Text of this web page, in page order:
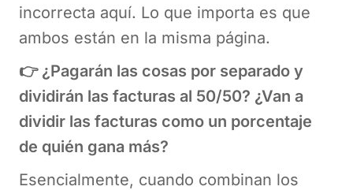
incorrecta aquí. Lo que importa es que
ambos están en la misma página.
👉 ¿Pagarán las cosas por separado y
dividirán las facturas al 50/50? ¿Van a
dividir las facturas como un porcentaje
de quién gana más?
Esencialmente, cuando combinan los